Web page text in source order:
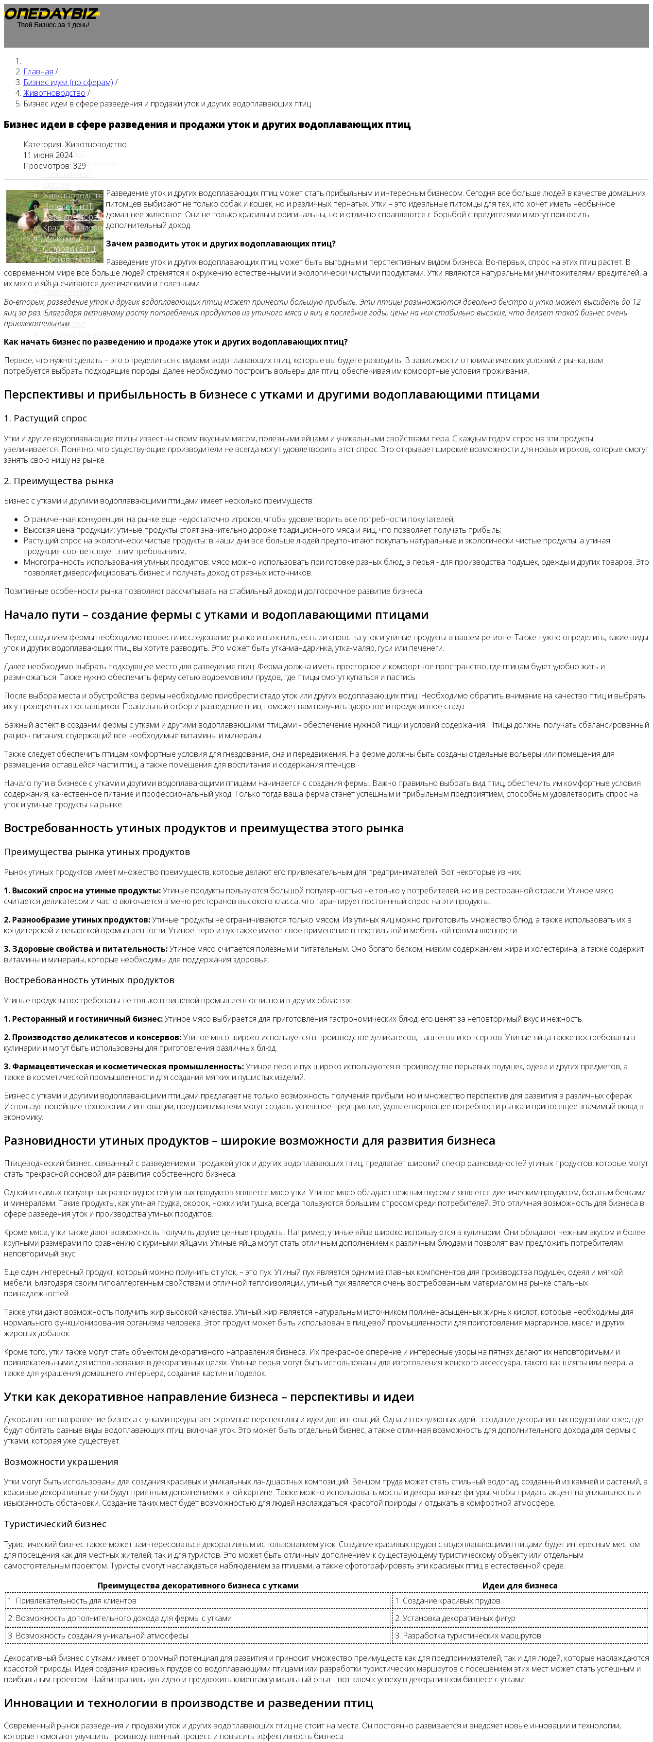
Главная
Бизнес идеи (по сферам)
Автобизнес
Бизнес на животных
Гостиничный
Животноводство
Интернет и IT
Кафе / ресторан
Красота и здоровье
Медицина
Островки в ТЦ
Производство
Промышленное
производство
Сельское хозяйство
Строительство, ремонт
Сфера услуг
Туризм и отдых
Хобби
Блог
Контакты
Главная /
Бизнес идеи (по сферам) /
Животноводство /
Бизнес идеи в сфере разведения и продажи уток и других водоплавающих птиц
Бизнес идеи в сфере разведения и продажи уток и других водоплавающих птиц
Категория: Животноводство
11 июня 2024
Просмотров: 329
Разведение уток и других водоплавающих птиц может стать прибыльным и интересным бизнесом. Сегодня все больше людей в качестве домашних
питомцев выбирают не только собак и кошек, но и различных пернатых. Утки – это идеальные питомцы для тех, кто хочет иметь необычное
домашнее животное. Они не только красивы и оригинальны, но и отлично справляются с борьбой с вредителями и могут приносить
дополнительный доход.
Зачем разводить уток и других водоплавающих птиц?
Разведение уток и других водоплавающих птиц может быть выгодным и перспективным видом бизнеса. Во-первых, спрос на этих птиц растет. В
современном мире все больше людей стремятся к окружению естественными и экологически чистыми продуктами. Утки являются натуральными уничтожителями вредителей, а
их мясо и яйца считаются диетическими и полезными.
Во-вторых, разведение уток и других водоплавающих птиц может принести большую прибыль. Эти птицы размножаются довольно быстро и утка может высидеть до 12
яиц за раз. Благодаря активному росту потребления продуктов из утиного мяса и яиц в последние годы, цены на них стабильно высокие, что делает такой бизнес очень
привлекательным.
Как начать бизнес по разведению и продаже уток и других водоплавающих птиц?
Первое, что нужно сделать – это определиться с видами водоплавающих птиц, которые вы будете разводить. В зависимости от климатических условий и рынка, вам
потребуется выбрать подходящие породы. Далее необходимо построить вольеры для птиц, обеспечивая им комфортные условия проживания.
Перспективы и прибыльность в бизнесе с утками и другими водоплавающими птицами
1. Растущий спрос
Утки и другие водоплавающие птицы известны своим вкусным мясом, полезными яйцами и уникальными свойствами пера. С каждым годом спрос на эти продукты
увеличивается. Понятно, что существующие производители не всегда могут удовлетворить этот спрос. Это открывает широкие возможности для новых игроков, которые смогут
занять свою нишу на рынке.
2. Преимущества рынка
Бизнес с утками и другими водоплавающими птицами имеет несколько преимуществ:
Ограниченная конкуренция: на рынке еще недостаточно игроков, чтобы удовлетворить все потребности покупателей;
Высокая цена продукции: утиные продукты стоят значительно дороже традиционного мяса и яиц, что позволяет получать прибыль;
Растущий спрос на экологически чистые продукты: в наши дни все больше людей предпочитают покупать натуральные и экологически чистые продукты, а утиная
продукция соответствует этим требованиям;
Многогранность использования утиных продуктов: мясо можно использовать при готовке разных блюд, а перья - для производства подушек, одежды и других товаров. Это
позволяет диверсифицировать бизнес и получать доход от разных источников.
Позитивные особенности рынка позволяют рассчитывать на стабильный доход и долгосрочное развитие бизнеса.
Начало пути – создание фермы с утками и водоплавающими птицами
Перед созданием фермы необходимо провести исследование рынка и выяснить, есть ли спрос на уток и утиные продукты в вашем регионе. Также нужно определить, какие виды
уток и других водоплавающих птиц вы хотите разводить. Это может быть утка-мандаринка, утка-маляр, гуси или печенеги.
Далее необходимо выбрать подходящее место для разведения птиц. Ферма должна иметь просторное и комфортное пространство, где птицам будет удобно жить и
размножаться. Также нужно обеспечить ферму сетью водоемов или прудов, где птицы смогут купаться и пастись.
После выбора места и обустройства фермы необходимо приобрести стадо уток или других водоплавающих птиц. Необходимо обратить внимание на качество птиц и выбрать
их у проверенных поставщиков. Правильный отбор и разведение птиц поможет вам получить здоровое и продуктивное стадо.
Важный аспект в создании фермы с утками и другими водоплавающими птицами - обеспечение нужной пищи и условий содержания. Птицы должны получать сбалансированный
рацион питания, содержащий все необходимые витамины и минералы.
Также следует обеспечить птицам комфортные условия для гнездования, сна и передвижения. На ферме должны быть созданы отдельные вольеры или помещения для
размещения оставшейся части птиц, а также помещения для воспитания и содержания птенцов.
Начало пути в бизнесе с утками и другими водоплавающими птицами начинается с создания фермы. Важно правильно выбрать вид птиц, обеспечить им комфортные условия
содержания, качественное питание и профессиональный уход. Только тогда ваша ферма станет успешным и прибыльным предприятием, способным удовлетворить спрос на
уток и утиные продукты на рынке.
Востребованность утиных продуктов и преимущества этого рынка
Преимущества рынка утиных продуктов
Рынок утиных продуктов имеет множество преимуществ, которые делают его привлекательным для предпринимателей. Вот некоторые из них:
1. Высокий спрос на утиные продукты:Утиные продукты пользуются большой популярностью не только у потребителей, но и в ресторанной отрасли. Утиное мясо
считается деликатесом и часто включается в меню ресторанов высокого класса, что гарантирует постоянный спрос на эти продукты.
2. Разнообразие утиных продуктов:Утиные продукты не ограничиваются только мясом. Из утиных яиц можно приготовить множество блюд, а также использовать их в
кондитерской и пекарской промышленности. Утиное перо и пух также имеют свое применение в текстильной и мебельной промышленности.
3. Здоровые свойства и питательность:Утиное мясо считается полезным и питательным. Оно богато белком, низким содержанием жира и холестерина, а также содержит
витамины и минералы, которые необходимы для поддержания здоровья.
Востребованность утиных продуктов
Утиные продукты востребованы не только в пищевой промышленности, но и в других областях:
1. Ресторанный и гостиничный бизнес:Утиное мясо выбирается для приготовления гастрономических блюд, его ценят за неповторимый вкус и нежность.
2. Производство деликатесов и консервов:Утиное мясо широко используется в производстве деликатесов, паштетов и консервов. Утиные яйца также востребованы в
кулинарии и могут быть использованы для приготовления различных блюд.
3. Фармацевтическая и косметическая промышленность:Утиное перо и пух широко используются в производстве перьевых подушек, одеял и других предметов, а
также в косметической промышленности для создания мягких и пушистых изделий.
Бизнес с утками и другими водоплавающими птицами предлагает не только возможность получения прибыли, но и множество перспектив для развития в различных сферах.
Используя новейшие технологии и инновации, предприниматели могут создать успешное предприятие, удовлетворяющее потребности рынка и приносящее значимый вклад в
экономику.
Разновидности утиных продуктов – широкие возможности для развития бизнеса
Птицеводческий бизнес, связанный с разведением и продажей уток и других водоплавающих птиц, предлагает широкий спектр разновидностей утиных продуктов, которые могут
стать прекрасной основой для развития собственного бизнеса.
Одной из самых популярных разновидностей утиных продуктов является мясо утки. Утиное мясо обладает нежным вкусом и является диетическим продуктом, богатым белками
и минералами. Такие продукты, как утиная грудка, окорок, ножки или тушка, всегда пользуются большим спросом среди потребителей. Это отличная возможность для бизнеса в
сфере разведения уток и производства утиных продуктов.
Кроме мяса, утки также дают возможность получить другие ценные продукты. Например, утиные яйца широко используются в кулинарии. Они обладают нежным вкусом и более
крупными размерами по сравнению с куриными яйцами. Утиные яйца могут стать отличным дополнением к различным блюдам и позволят вам предложить потребителям
неповторимый вкус.
Еще один интересный продукт, который можно получить от уток, – это пух. Утиный пух является одним из главных компонентов для производства подушек, одеял и мягкой
мебели. Благодаря своим гипоаллергенным свойствам и отличной теплоизоляции, утиный пух является очень востребованным материалом на рынке спальных
принадлежностей.
Также утки дают возможность получить жир высокой качества. Утиный жир является натуральным источником полиненасыщенных жирных кислот, которые необходимы для
нормального функционирования организма человека. Этот продукт может быть использован в пищевой промышленности для приготовления маргаринов, масел и других
жировых добавок.
Кроме того, утки также могут стать объектом декоративного направления бизнеса. Их прекрасное оперение и интересные узоры на пятнах делают их неповторимыми и
привлекательными для использования в декоративных целях. Утиные перья могут быть использованы для изготовления женского аксессуара, такого как шляпы или веера, а
также для украшения домашнего интерьера, создания картин и поделок.
Утки как декоративное направление бизнеса – перспективы и идеи
Декоративное направление бизнеса с утками предлагает огромные перспективы и идеи для инноваций. Одна из популярных идей - создание декоративных прудов или озер, где
будут обитать разные виды водоплавающих птиц, включая уток. Это может быть отдельный бизнес, а также отличная возможность для дополнительного дохода для фермы с
утками, которая уже существует.
Возможности украшения
Утки могут быть использованы для создания красивых и уникальных ландшафтных композиций. Венцом пруда может стать стильный водопад, созданный из камней и растений, а
красивые декоративные утки будут приятным дополнением к этой картине. Также можно использовать мосты и декоративные фигуры, чтобы придать акцент на уникальность и
изысканность обстановки. Создание таких мест будет возможностью для людей наслаждаться красотой природы и отдыхать в комфортной атмосфере.
Туристический бизнес
Туристический бизнес также может заинтересоваться декоративным использованием уток. Создание красивых прудов с водоплавающими птицами будет интересным местом
для посещения как для местных жителей, так и для туристов. Это может быть отличным дополнением к существующему туристическому объекту или отдельным
самостоятельным проектом. Туристы смогут наслаждаться наблюдением за птицами, а также сфотографировать эти красивых птиц в естественной среде.
Преимущества декоративного бизнеса с утками
Идеи для бизнеса
1. Привлекательность для клиентов
1. Создание красивых прудов
2. Возможность дополнительного дохода для фермы с утками
2. Установка декоративных фигур
3. Возможность создания уникальной атмосферы
3. Разработка туристических маршрутов
Декоративный бизнес с утками имеет огромный потенциал для развития и приносит множество преимуществ как для предпринимателей, так и для людей, которые наслаждаются
красотой природы. Идея создания красивых прудов со водоплавающими птицами или разработки туристических маршрутов с посещением этих мест может стать успешным и
прибыльным проектом. Найти правильную идею и предложить клиентам уникальный опыт - вот ключ к успеху в декоративном бизнесе с утками.
Инновации и технологии в производстве и разведении птиц
Современный рынок разведения и продажи уток и других водоплавающих птиц не стоит на месте. Он постоянно развивается и внедряет новые инновации и технологии,
которые помогают улучшить производственный процесс и повысить эффективность бизнеса.